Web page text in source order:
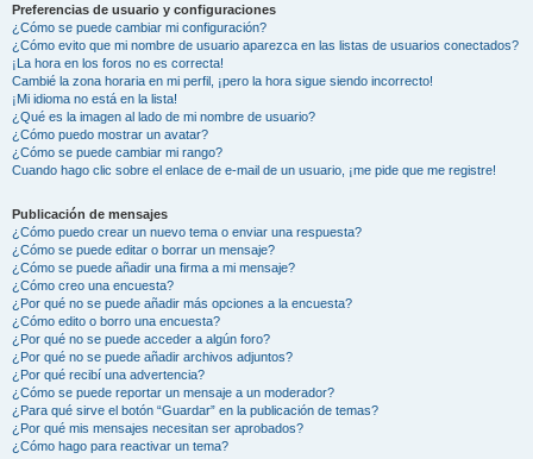
Preferencias de usuario y configuraciones
¿Cómo se puede cambiar mi configuración?
¿Cómo evito que mi nombre de usuario aparezca en las listas de usuarios conectados?
¡La hora en los foros no es correcta!
Cambié la zona horaria en mi perfil, ¡pero la hora sigue siendo incorrecto!
¡Mi idioma no está en la lista!
¿Qué es la imagen al lado de mi nombre de usuario?
¿Cómo puedo mostrar un avatar?
¿Cómo se puede cambiar mi rango?
Cuando hago clic sobre el enlace de e-mail de un usuario, ¡me pide que me registre!
Publicación de mensajes
¿Cómo puedo crear un nuevo tema o enviar una respuesta?
¿Cómo se puede editar o borrar un mensaje?
¿Cómo se puede añadir una firma a mi mensaje?
¿Cómo creo una encuesta?
¿Por qué no se puede añadir más opciones a la encuesta?
¿Cómo edito o borro una encuesta?
¿Por qué no se puede acceder a algún foro?
¿Por qué no se puede añadir archivos adjuntos?
¿Por qué recibí una advertencia?
¿Cómo se puede reportar un mensaje a un moderador?
¿Para qué sirve el botón “Guardar” en la publicación de temas?
¿Por qué mis mensajes necesitan ser aprobados?
¿Cómo hago para reactivar un tema?